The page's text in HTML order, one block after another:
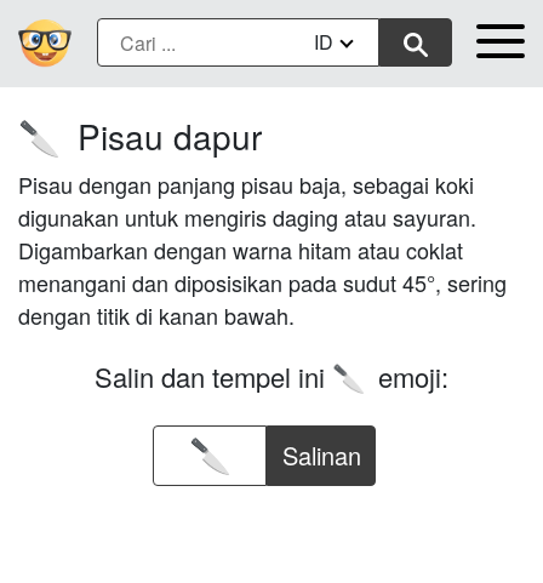
ID
🔪 Pisau dapur
Pisau dengan panjang pisau baja, sebagai koki
digunakan untuk mengiris daging atau sayuran.
Digambarkan dengan warna hitam atau coklat
menangani dan diposisikan pada sudut 45°, sering
dengan titik di kanan bawah.
Salin dan tempel ini 🔪 emoji:
Salinan